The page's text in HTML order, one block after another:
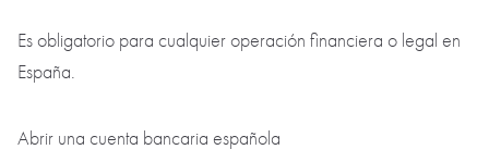
Es obligatorio para cualquier operación financiera o legal en
España.
Abrir una cuenta bancaria española